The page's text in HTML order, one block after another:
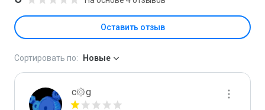
Оставить отзыв
Сортировать по: Новые
c۞g